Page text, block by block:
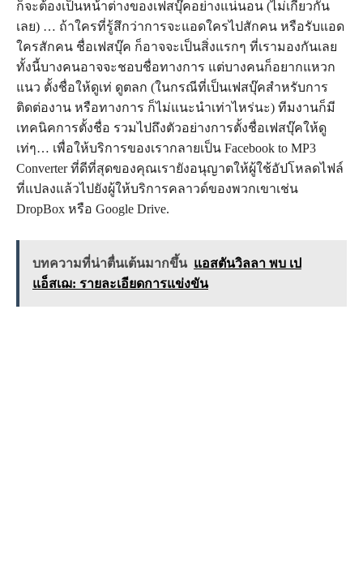
ก็จะต้องเป็นหน้าต่างของเฟสบุ๊คอย่างแน่นอน (ไม่เกี่ยวกัน
เลย) … ถ้าใครที่รู้สึกว่าการจะแอดใครไปสักคน หรือรับแอด
ใครสักคน ชื่อเฟสบุ๊ค ก็อาจจะเป็นสิ่งแรกๆ ที่เรามองกันเลย
ทั้งนี้บางคนอาจจะชอบชื่อทางการ แต่บางคนก็อยากแหวก
แนว ตั้งชื่อให้ดูเท่ ดูตลก (ในกรณีที่เป็นเฟสบุ๊คสำหรับการ
ติดต่องาน หรือทางการ ก็ไม่แนะนำเท่าไหร่นะ) ทีมงานก็มี
เทคนิคการตั้งชื่อ รวมไปถึงตัวอย่างการตั้งชื่อเฟสบุ๊คให้ดู
เท่ๆ… เพื่อให้บริการของเรากลายเป็น Facebook to MP3
Converter ที่ดีที่สุดของคุณเรายังอนุญาตให้ผู้ใช้อัปโหลดไฟล์
ที่แปลงแล้วไปยังผู้ให้บริการคลาวด์ของพวกเขาเช่น
DropBox หรือ Google Drive.
บทความที่น่าตื่นเต้นมากขึ้น แอสตันวิลลา พบ เป
แอ็สเฌ: รายละเอียดการแข่งขัน